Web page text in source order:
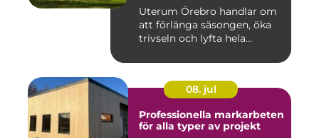
Uterum Örebro handlar om
att förlänga säsongen, öka
trivseln och lyfta hela...
08. jul
Professionella markarbeten
för alla typer av projekt